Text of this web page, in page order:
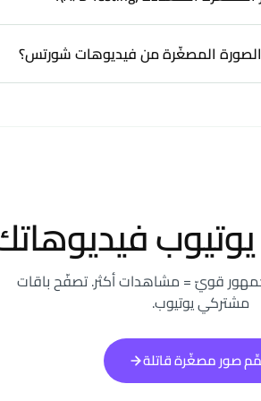
المصغّرة من فيديوهات شورتس؟
قويّ = مشاهدات أكثر. تصفّح باقات
مشتركي يوتيوب.
صور مصغّرة قاتلة